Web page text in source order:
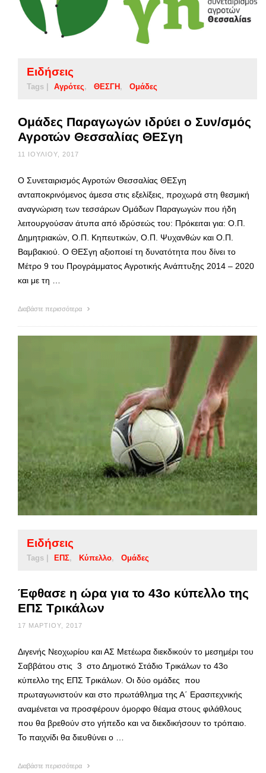
Ειδήσεις
Tags | Αγρότες ΘΕΣΓΗ Ομάδες
Ομάδες Παραγωγών ιδρύει ο Συν/σμός
Αγροτών Θεσσαλίας ΘΕΣγη
11 ΙΟΥΛΊΟΥ, 2017
O Συνεταιρισμός Αγροτών Θεσσαλίας ΘΕΣγη
ανταποκρινόμενος άμεσα στις εξελίξεις, προχωρά στη θεσμική
αναγνώριση των τεσσάρων Ομάδων Παραγωγών που ήδη
λειτουργούσαν άτυπα από ιδρύσεώς του: Πρόκειται για: Ο.Π.
Δημητριακών, Ο.Π. Κηπευτικών, Ο.Π. Ψυχανθών και Ο.Π.
Βαμβακιού. Ο ΘΕΣγη αξιοποιεί τη δυνατότητα που δίνει το
Μέτρο 9 του Προγράμματος Αγροτικής Ανάπτυξης 2014 – 2020
και με τη …
Διαβάστε περισσότερα
Ειδήσεις
Tags | ΕΠΣ Κύπελλο Ομάδες
Έφθασε η ώρα για το 43ο κύπελλο της
ΕΠΣ Τρικάλων
17 ΜΑΡΤΊΟΥ, 2017
Διγενής Νεοχωρίου και ΑΣ Μετέωρα διεκδικούν το μεσημέρι του
Σαββάτου στις 3 στο Δημοτικό Στάδιο Τρικάλων το 43ο
κύπελλο της ΕΠΣ Τρικάλων. Οι δύο ομάδες που
πρωταγωνιστούν και στο πρωτάθλημα της Α΄ Ερασιτεχνικής
αναμένεται να προσφέρουν όμορφο θέαμα στους φιλάθλους
που θα βρεθούν στο γήπεδο και να διεκδικήσουν το τρόπαιο.
Το παιχνίδι θα διευθύνει ο …
Διαβάστε περισσότερα